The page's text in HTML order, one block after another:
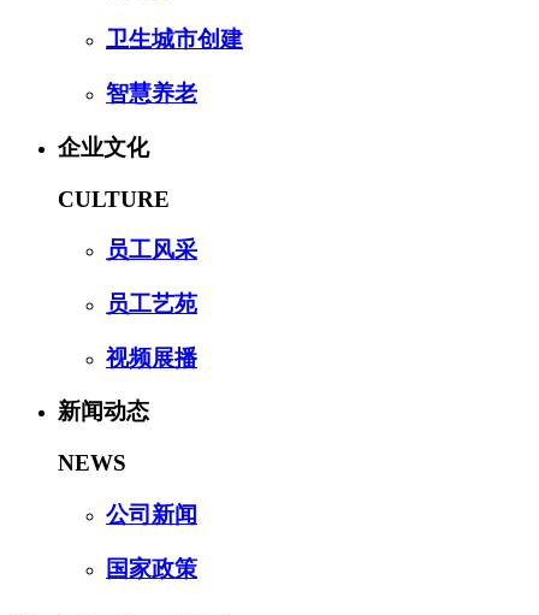
卫生城市创建
智慧养老
企业文化
CULTURE
员工风采
员工艺苑
视频展播
新闻动态
NEWS
公司新闻
国家政策